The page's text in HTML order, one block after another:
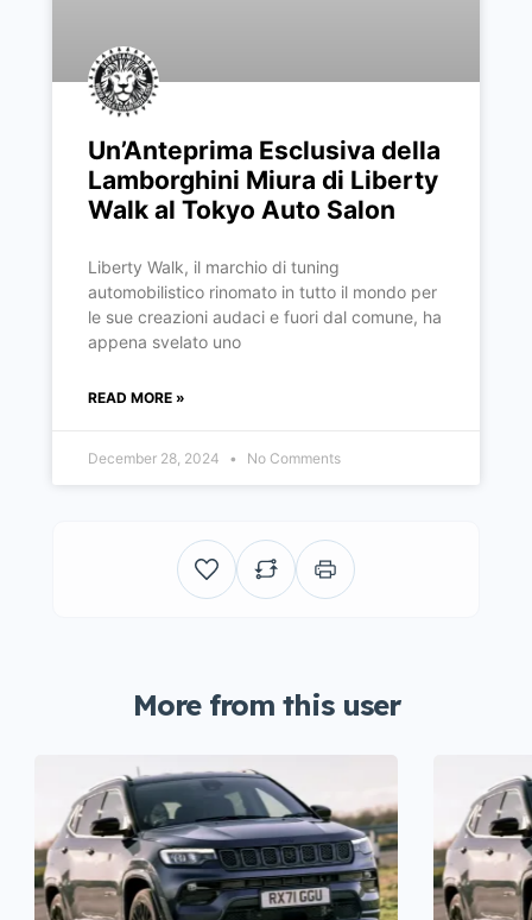
Un’Anteprima Esclusiva della
Lamborghini Miura di Liberty
Walk al Tokyo Auto Salon
Liberty Walk, il marchio di tuning
automobilistico rinomato in tutto il mondo per
le sue creazioni audaci e fuori dal comune, ha
appena svelato uno
READ MORE »
December 28, 2024 No Comments
More from this user